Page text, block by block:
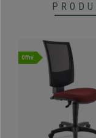
Offre